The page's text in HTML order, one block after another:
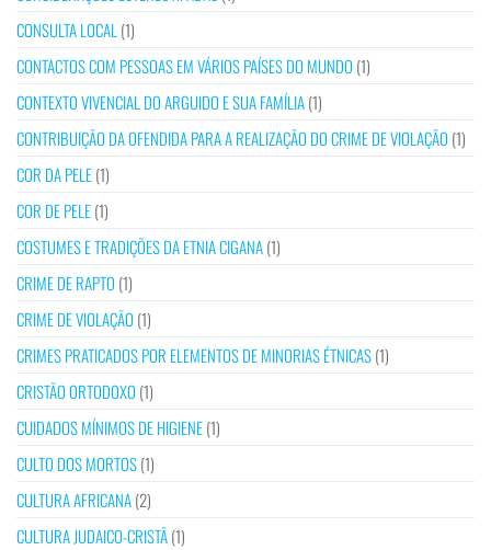
CONSULTA LOCAL (1)
CONTACTOS COM PESSOAS EM VÁRIOS PAÍSES DO MUNDO (1)
CONTEXTO VIVENCIAL DO ARGUIDO E SUA FAMÍLIA(1)
CONTRIBUIÇÃO DA OFENDIDA PARA A REALIZAÇÃO DO CRIME DE VIOLAÇÃO (1)
COR DA PELE(1)
COR DE PELE(1)
COSTUMES E TRADIÇÕES DA ETNIA CIGANA(1)
CRIME DE RAPTO (1)
CRIME DE VIOLAÇÃO (1)
CRIMES PRATICADOS POR ELEMENTOS DE MINORIAS ÉTNICAS(1)
CRISTÃO ORTODOXO (1)
CUIDADOS MÍNIMOS DE HIGIENE(1)
CULTO DOS MORTOS(1)
CULTURA AFRICANA(2)
CULTURA JUDAICO-CRISTÃ(1)